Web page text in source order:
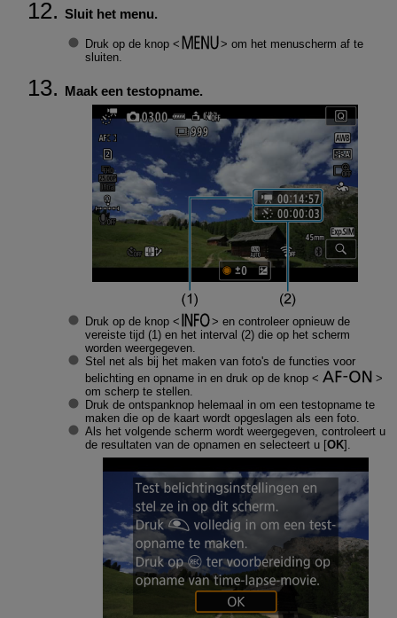
Sluit het menu.
Druk op de knop
om het menuscherm af te
sluiten.
Maak een testopname.
Druk op de knop
en controleer opnieuw de
vereiste tijd (1) en het interval (2) die op het scherm
worden weergegeven.
Stel net als bij het maken van foto's de functies voor
belichting en opname in en druk op de knop
om scherp te stellen.
Druk de ontspanknop helemaal in om een testopname te
maken die op de kaart wordt opgeslagen als een foto.
Als het volgende scherm wordt weergegeven, controleert u
de resultaten van de opnamen en selecteert u [OK].